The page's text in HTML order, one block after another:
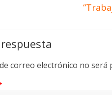
correo electrónico no será